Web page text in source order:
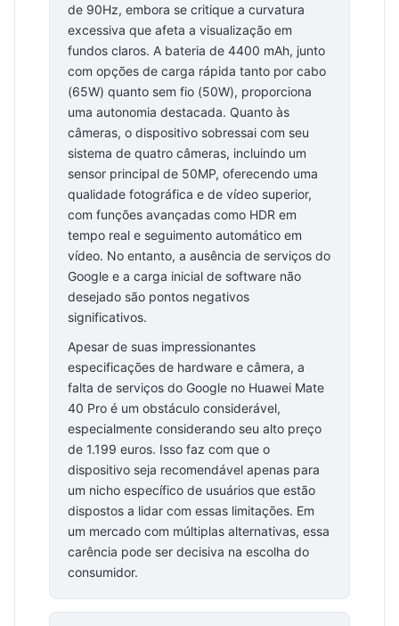
de 90Hz, embora se critique a curvatura
excessiva que afeta a visualização em
fundos claros. A bateria de 4400 mAh, junto
com opções de carga rápida tanto por cabo
(65W) quanto sem fio (50W), proporciona
uma autonomia destacada. Quanto às
câmeras, o dispositivo sobressai com seu
sistema de quatro câmeras, incluindo um
sensor principal de 50MP, oferecendo uma
qualidade fotográfica e de vídeo superior,
com funções avançadas como HDR em
tempo real e seguimento automático em
vídeo. No entanto, a ausência de serviços do
Google e a carga inicial de software não
desejado são pontos negativos
significativos.
Apesar de suas impressionantes
especificações de hardware e câmera, a
falta de serviços do Google no Huawei Mate
40 Pro é um obstáculo considerável,
especialmente considerando seu alto preço
de 1.199 euros. Isso faz com que o
dispositivo seja recomendável apenas para
um nicho específico de usuários que estão
dispostos a lidar com essas limitações. Em
um mercado com múltiplas alternativas, essa
carência pode ser decisiva na escolha do
consumidor.